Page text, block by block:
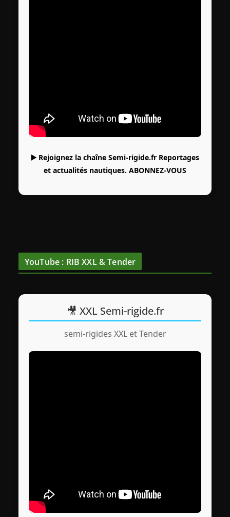
▶️ Rejoignez la chaîne Semi-rigide.fr Reportages
et actualités nautiques. ABONNEZ-VOUS
YouTube : RIB XXL & Tender
🎥 XXL Semi-rigide.fr
semi-rigides XXL et Tender